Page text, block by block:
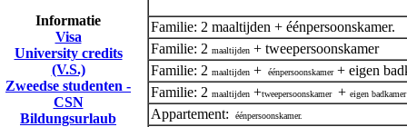
Informatie
Visa
University credits
(V.S.)
Zweedse studenten -
CSN
Bildungsurlaub
Familie: 2 maaltijden + éénpersoonskamer.
Familie: 2 maaltijden + tweepersoonskamer
Familie: 2 maaltijden + éénpersoonskamer+ eigen
Familie: 2 maaltijden +tweepersoonskamer + eigen
Appartement: éénpersoonskamer.